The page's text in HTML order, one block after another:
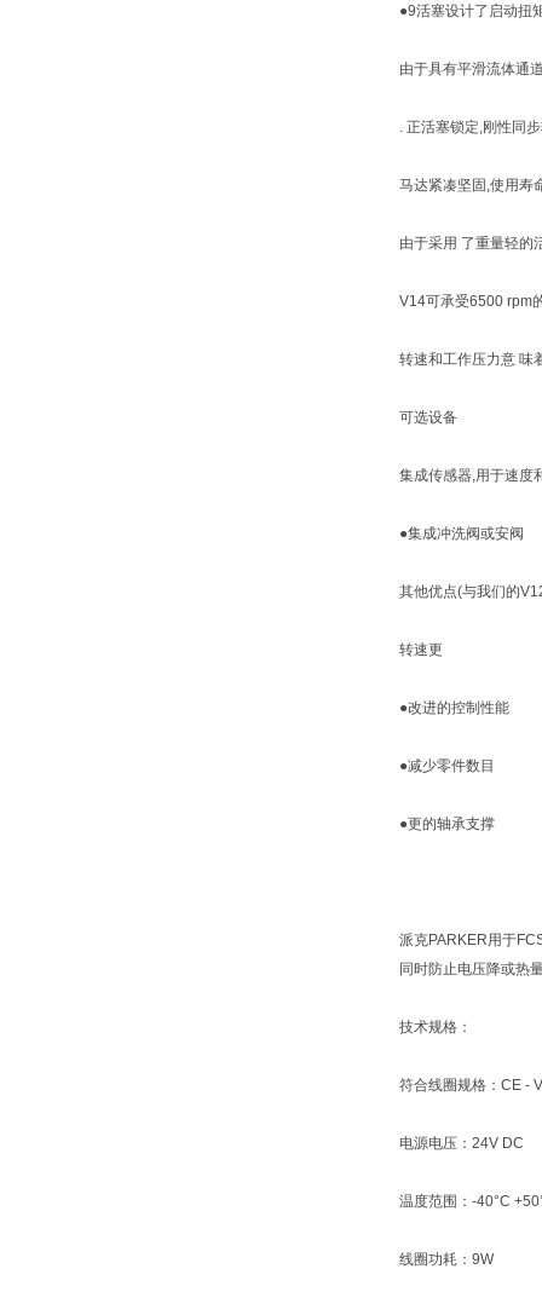
●9活塞设计了启动扭
由于具有平滑流体通
. 正活塞锁定,刚性同
马达紧凑坚固,使用寿
由于采用 了重量轻的
V14可承受6500 rpm
转速和工作压力意 味
可选设备
集成传感器,用于速度
●集成冲洗阀或安阀
其他优点(与我们的
转速更
●改进的控制性能
●减少零件数目
●更的轴承支撑
派克PARKER用于
同时防止电压降或热
技术规格：
符合线圈规格：CE -
电源电压：24V DC
温度范围：-40°C
线圈功耗：9W